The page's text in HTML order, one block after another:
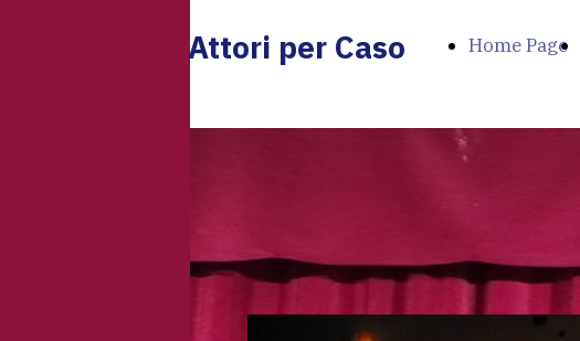
Home Page
Attori per Caso